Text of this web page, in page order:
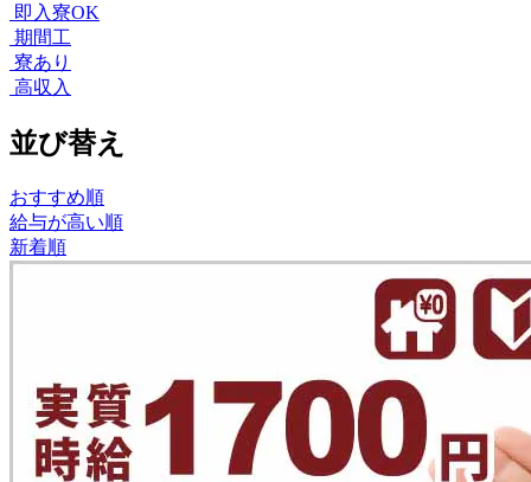
即入寮OK
期間工
寮あり
高収入
並び替え
おすすめ順
給与が高い順
新着順